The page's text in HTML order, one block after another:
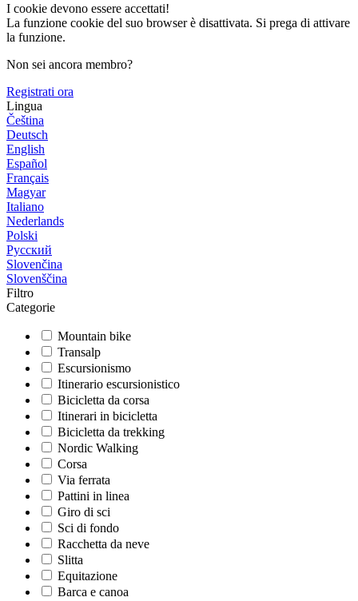
I cookie devono essere accettati!
La funzione cookie del suo browser è disattivata. Si prega di attivare
la funzione.
Non sei ancora membro?
Registrati ora
Lingua
Čeština
Deutsch
English
Español
Français
Magyar
Italiano
Nederlands
Polski
Русский
Slovenčina
Slovenščina
Filtro
Categorie
Mountain bike
Transalp
Escursionismo
Itinerario escursionistico
Bicicletta da corsa
Itinerari in bicicletta
Bicicletta da trekking
Nordic Walking
Corsa
Via ferrata
Pattini in linea
Giro di sci
Sci di fondo
Racchetta da neve
Slitta
Equitazione
Barca e canoa